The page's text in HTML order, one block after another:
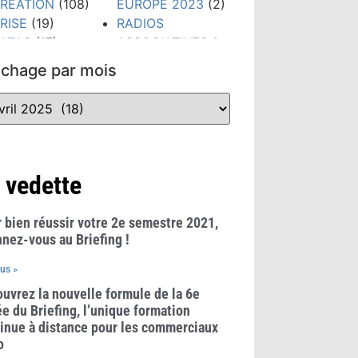
(108)
(19)
(17)
&
CLÉS
(148)
PRIX
RADIO
(10)
EUROPE 2023 (2)
RADIOS
ASSOCIATIVES &
TENDANCES(481)
WEBINAIRE
par mois
vedette
bien réussir votre 2e semestre 2021,
vous au Briefing !
»
la nouvelle formule de la 6e
du Briefing, l’unique formation
à distance pour les commerciaux